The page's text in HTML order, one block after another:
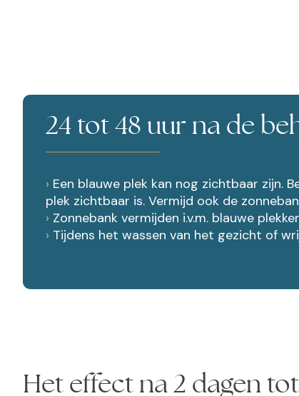
24 tot 48 uur na de
› Een blauwe plek kan nog zichtbaar zijn.
plek zichtbaar is. Vermijd ook de
› Zonnebank vermijden i.v.m. blauwe
› Tijdens het wassen van het gezicht of
Het effect na 2 dagen